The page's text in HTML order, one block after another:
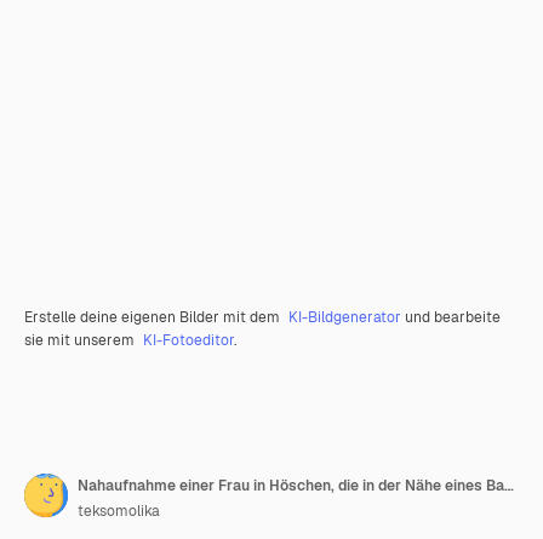
Erstelle deine eigenen Bilder mit dem KI-Bildgenerator und bearbeite
sie mit unserem KI-Fotoeditor.
Nahaufnahme einer Frau in Höschen, die in der Nähe eines Bades steht
teksomolika